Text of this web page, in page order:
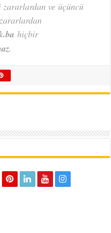
zararlardan ve üçüncü
hiçbir
.